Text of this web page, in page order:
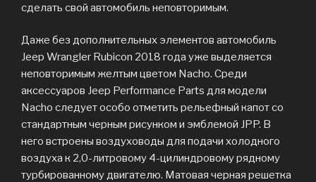
сделать свой автомобиль неповторимым.
Даже без дополнительных элементов автомобиль
Jeep Wrangler Rubicon 2018 года уже выделяется
неповторимым желтым цветом Nacho. Среди
аксессуаров Jeep Performance Parts для модели
Nacho следует особо отметить рельефный капот со
стандартным черным рисунком и эмблемой JPP. В
него встроены воздуховоды для подачи холодного
воздуха к 2,0-литровому 4-цилиндровому рядному
турбированному двигателю. Матовая черная решетка